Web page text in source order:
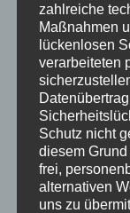
CONCAVER
19×8,5 ET45
Carbon
450,00€ *
zahlreiche
Maßnahmen
lückenlosen
verarbeiteten
Schutz nicht
diesem
frei,
alternativen
uns zu